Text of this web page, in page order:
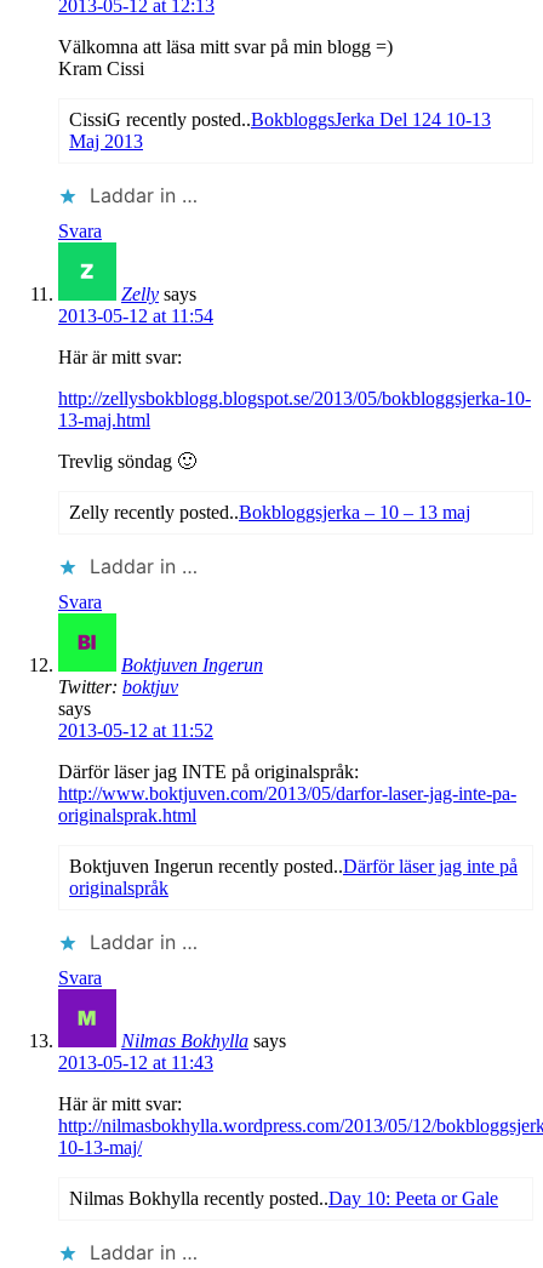
2013-05-12 at 12:13
Välkomna att läsa mitt svar på min blogg =)
Kram Cissi
CissiG recently posted..BokbloggsJerka Del 124 10-13
Maj 2013
Laddar in …
Svara
Zelly says
2013-05-12 at 11:54
Här är mitt svar:
http://zellysbokblogg.blogspot.se/2013/05/bokbloggsjerka-10-
13-maj.html
Trevlig söndag 🙂
Zelly recently posted..Bokbloggsjerka – 10 – 13 maj
Laddar in …
Svara
Boktjuven Ingerun
Twitter: boktjuv
says
2013-05-12 at 11:52
Därför läser jag INTE på originalspråk:
http://www.boktjuven.com/2013/05/darfor-laser-jag-inte-pa-
originalsprak.html
Boktjuven Ingerun recently posted..Därför läser jag inte på
originalspråk
Laddar in …
Svara
Nilmas Bokhylla says
2013-05-12 at 11:43
Här är mitt svar:
http://nilmasbokhylla.wordpress.com/2013/05/12/
10-13-maj/
Nilmas Bokhylla recently posted..Day 10: Peeta or Gale
Laddar in …